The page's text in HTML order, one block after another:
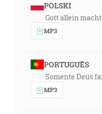
POLSKI
Gott allein
MP3
PORTUGUÊS
Somente Deus
MP3